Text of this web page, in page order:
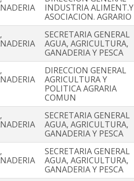
INDUSTRIA ALIMENT.Y
ASOCIACION. AGRARIO
SECRETARIA GENERAL
AGUA, AGRICULTURA,
GANADERIA Y PESCA
DIRECCION GENERAL
AGRICULTURA Y
POLITICA AGRARIA
COMUN
SECRETARIA GENERAL
AGUA, AGRICULTURA,
GANADERIA Y PESCA
SECRETARIA GENERAL
AGUA, AGRICULTURA,
GANADERIA Y PESCA